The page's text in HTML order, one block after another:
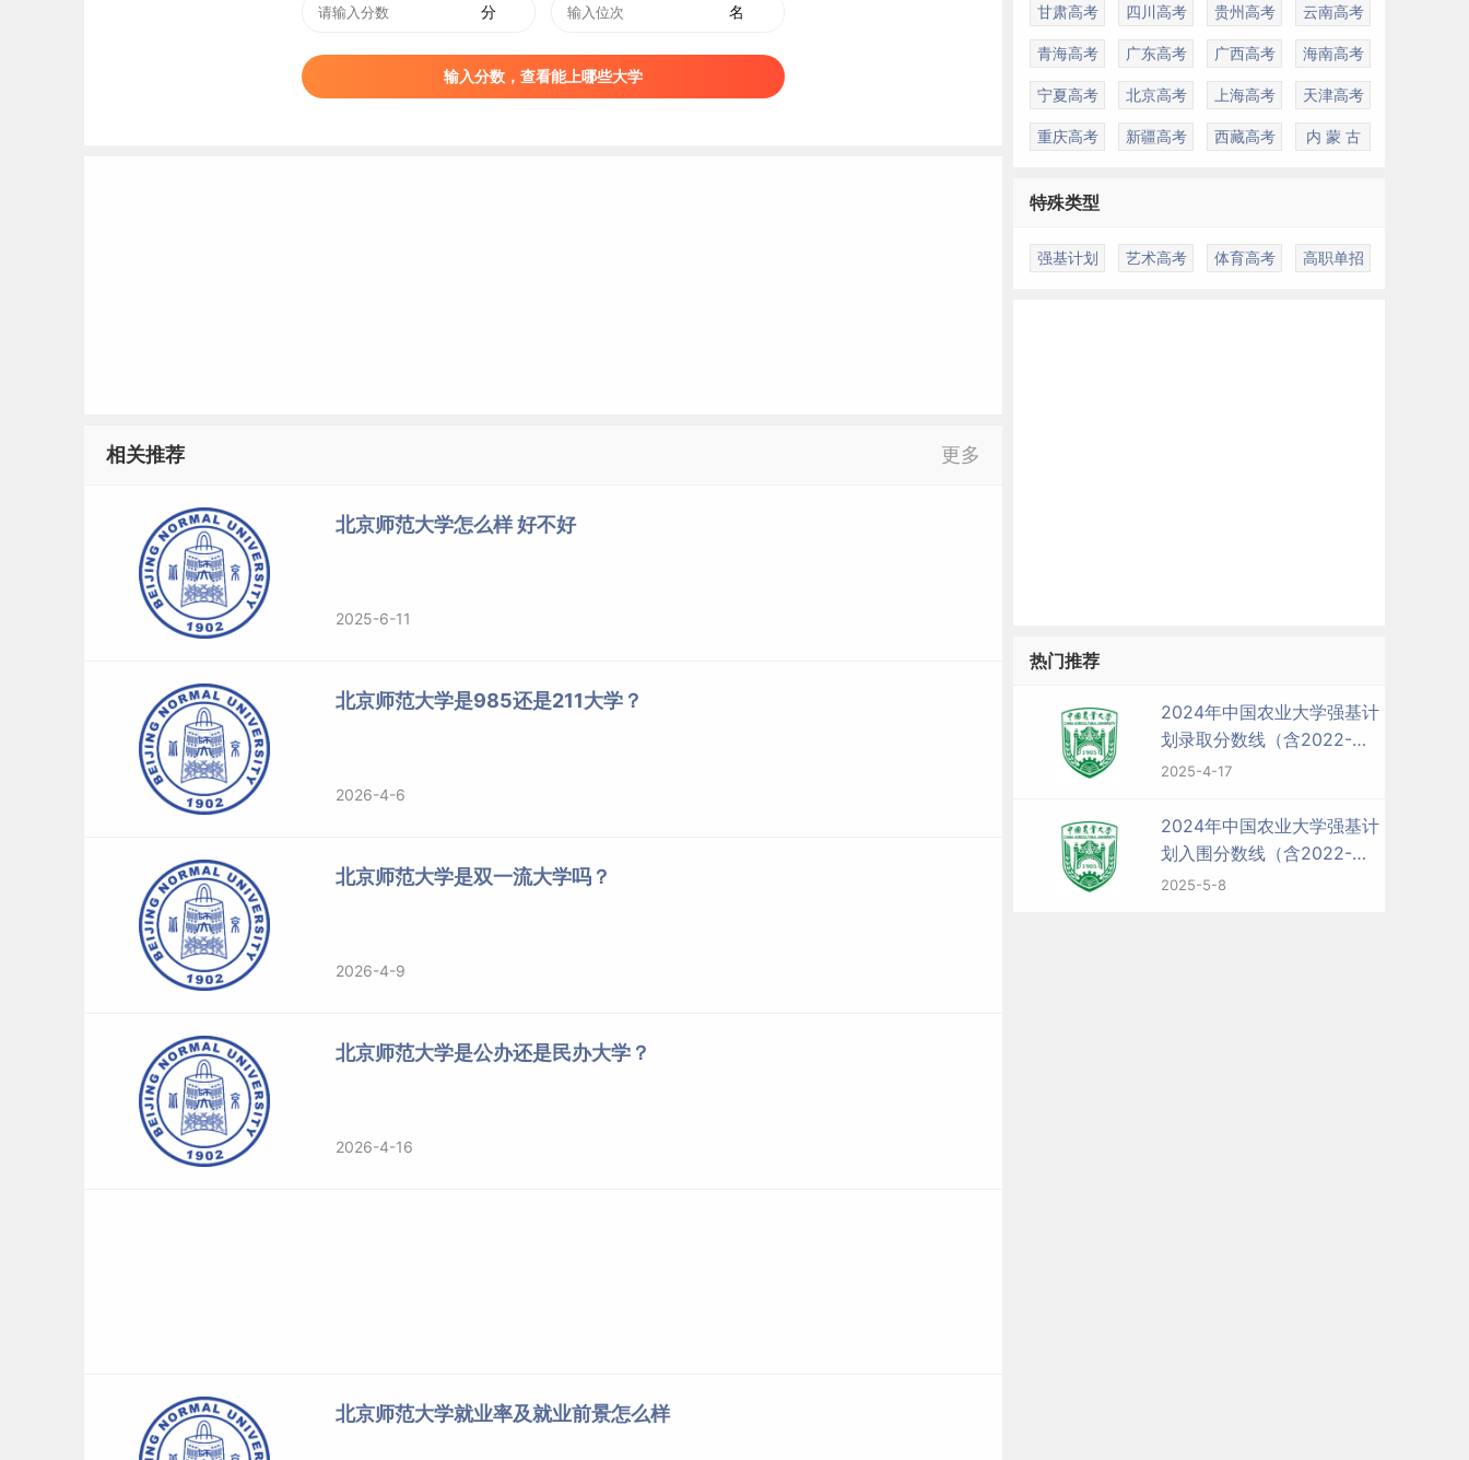
4、强基计划简介
分 名
输入分数，查看能上哪些大学
相关推荐 更多
北京师范大学怎么样 好不好
2025-6-11
北京师范大学是985还是211大学？
2026-4-6
北京师范大学是双一流大学吗？
2026-4-9
北京师范大学是公办还是民办大学？
2026-4-16
北京师范大学就业率及就业前景怎么样
甘肃高考 四川高考 贵州高考 云南高考
青海高考 广东高考 广西高考 海南高考
宁夏高考 北京高考 上海高考 天津高考
重庆高考 新疆高考 西藏高考 内 蒙 古
特殊类型
强基计划 艺术高考 体育高考 高职单招
热门推荐
2024年中国农业大学强基计
划录取分数线（含2022-
2023历年）
2025-4-17
2024年中国农业大学强基计
划入围分数线（含2022-
2023历年）
2025-5-8